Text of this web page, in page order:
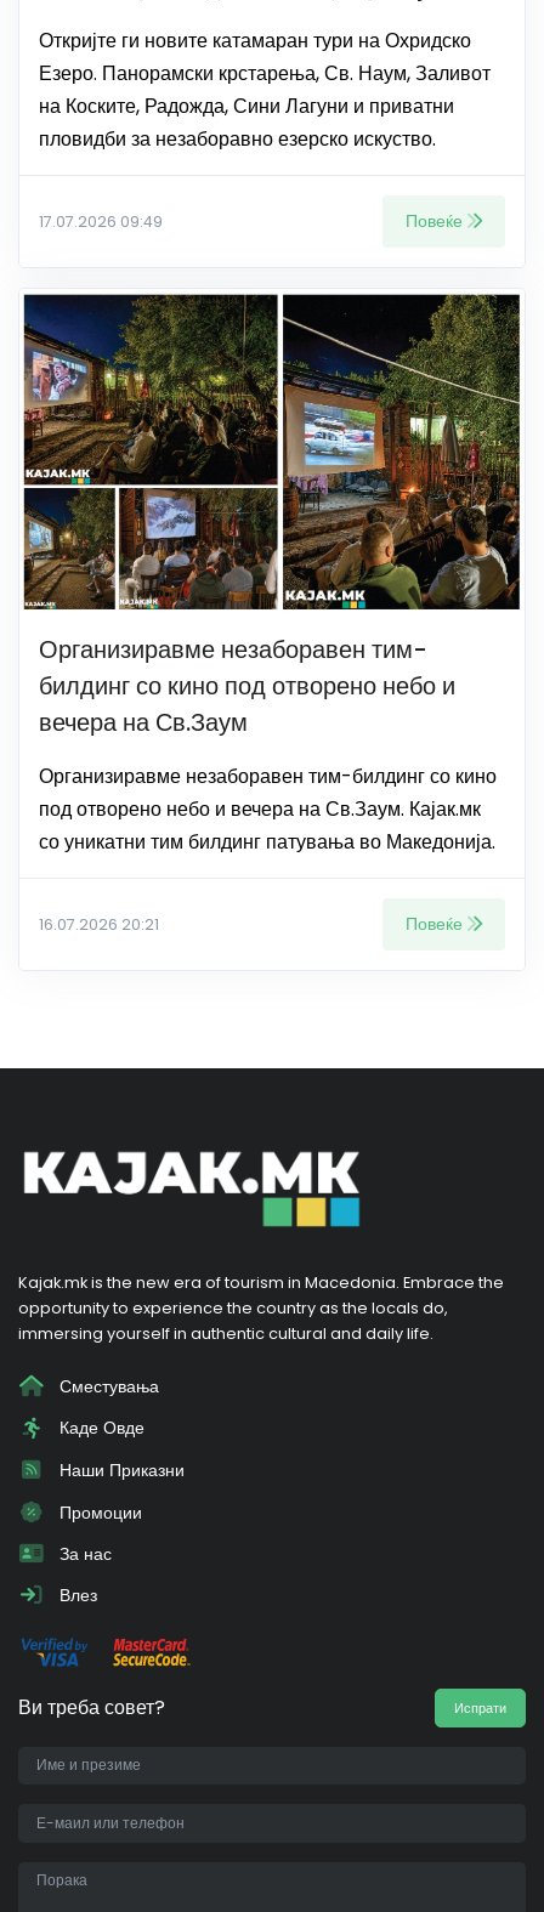
Откријте ги новите катамаран тури на Охридско
Езеро. Панорамски крстарења, Св. Наум, Заливот
на Коските, Радожда, Сини Лагуни и приватни
пловидби за незаборавно езерско искуство.
17.07.2026 09:49 Повеќе
Организиравме незаборавен тим-
билдинг со кино под отворено небо и
вечера на Св.Заум
Организиравме незаборавен тим-билдинг со кино
под отворено небо и вечера на Св.Заум. Кајак.мк
со уникатни тим билдинг патувања во Македонија.
16.07.2026 20:21 Повеќе
Kajak.mk is the new era of tourism in Macedonia. Embrace the
opportunity to experience the country as the locals do,
immersing yourself in authentic cultural and daily life.
Сместувања
Каде Овде
Наши Приказни
Промоции
За нас
Влез
Ви треба совет? Испрати